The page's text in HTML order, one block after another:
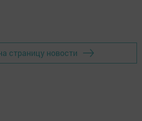
страницу новости